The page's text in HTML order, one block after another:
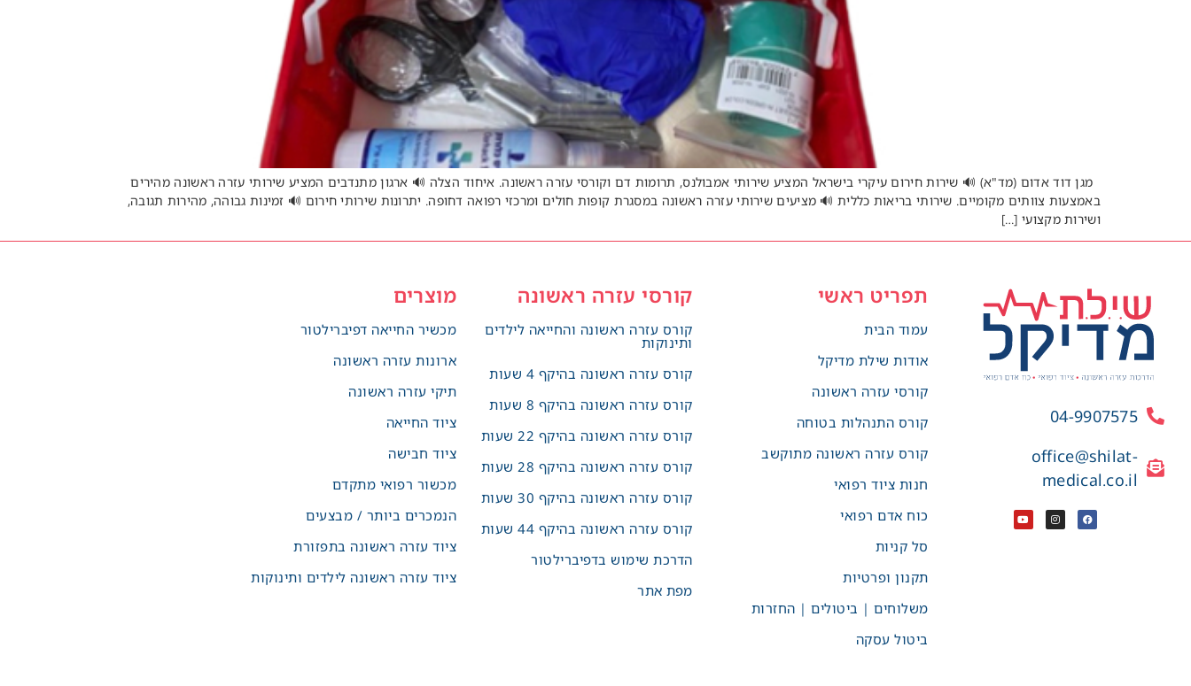
מגן דוד אדום (מד"א) 🔊 שירות חירום עיקרי בישראל המציע שירותי אמבולנס, תרומות דם וקורסי עזרה ראשונה. איחוד הצלה 🔊 ארגון מתנדבים המציע שירותי עזרה ראשונה מהירים
באמצעות צוותים מקומיים. שירותי בריאות כללית 🔊 מציעים שירותי עזרה ראשונה במסגרת קופות חולים ומרכזי רפואה דחופה. יתרונות שירותי חירום 🔊 זמינות גבוהה, מהירות תגובה,
ושירות מקצועי […]
04-9907575
office@shilat-
medical.co.il
תפריט ראשי
עמוד הבית
אודות שילת מדיקל
קורסי עזרה ראשונה
קורס התנהלות בטוחה
קורס עזרה ראשונה מתוקשב
חנות ציוד רפואי
כוח אדם רפואי
סל קניות
תקנון ופרטיות
משלוחים | ביטולים | החזרות
ביטול עסקה
קורסי עזרה ראשונה
קורס עזרה ראשונה והחייאה לילדים
ותינוקות
קורס עזרה ראשונה בהיקף 4 שעות
קורס עזרה ראשונה בהיקף 8 שעות
קורס עזרה ראשונה בהיקף 22 שעות
קורס עזרה ראשונה בהיקף 28 שעות
קורס עזרה ראשונה בהיקף 30 שעות
קורס עזרה ראשונה בהיקף 44 שעות
הדרכת שימוש בדפיברילטור
מפת אתר
מוצרים
מכשיר החייאה דפיברילטור
ארונות עזרה ראשונה
תיקי עזרה ראשונה
ציוד החייאה
ציוד חבישה
מכשור רפואי מתקדם
הנמכרים ביותר / מבצעים
ציוד עזרה ראשונה בתפזורת
ציוד עזרה ראשונה לילדים ותינוקות